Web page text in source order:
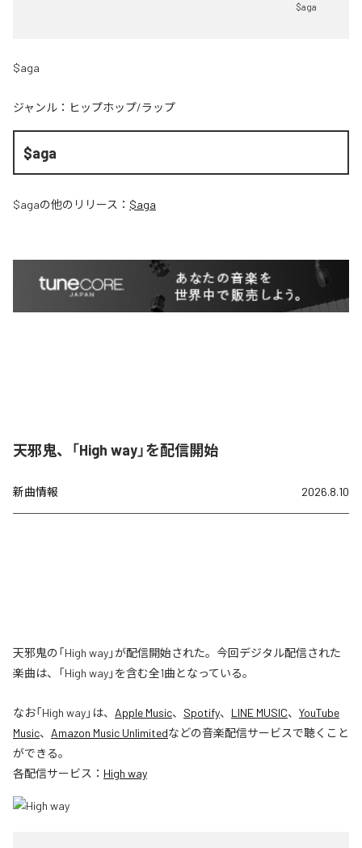
$aga
$aga
ジャンル： ヒップホップ/ラップ
$aga
$agaの他のリリース： $aga
天邪鬼、「High way」を配信開始
新曲情報 2026.8.10
天邪鬼の「High way」が配信開始された。今回デジタル配信された
楽曲は、「High way」を含む全1曲となっている。
なお「High way」は、 Apple Music、 Spotify、 LINE MUSIC、 YouTube
Music、 Amazon Music Unlimitedなどの音楽配信サービスで聴くこと
ができる。
各配信サービス： High way